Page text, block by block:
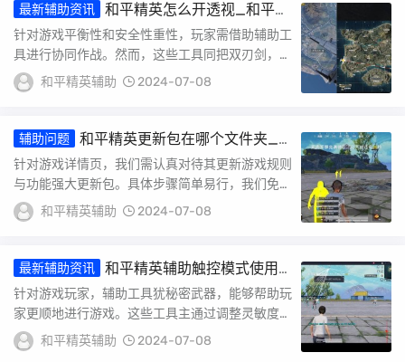
最新辅助资讯
和平精英怎么开透视_和平精
英透视是怎么透视的
针对游戏平衡性和安全性重性，玩家需借助辅助工
具进行协同作战。然而，这些工具同把双刃剑，不
当可能会严重破坏游戏规则。确保游戏正与安全，
采加...
和平精英辅助 2024-07-08
辅助问题
和平精英更新包在哪个文件夹_
和平精英文件夹外挂
针对游戏详情页，我们需认真对待其更新游戏规则
与功能强大更新包。具体步骤简单易行，我们免费
个性化版，让自己喜定制游戏界面和。同时，我们
重视...
和平精英辅助 2024-07-08
最新辅助资讯
和平精英辅助触控模式使用
方法_和平精英触摸辅助
针对游戏玩家，辅助工具犹秘密武器，能够帮助玩
家更顺地进行游戏。这些工具主通过调整灵敏度、
响应速度和准确度增强游戏体验。开发者设计游戏
软件...
和平精英辅助 2024-07-08